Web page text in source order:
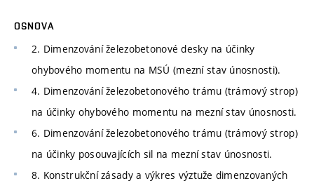
OSNOVA
2. Dimenzování železobetonové desky na účinky
ohybového momentu na MSÚ (mezní stav únosnosti).
4. Dimenzování železobetonového trámu (trámový strop)
na účinky ohybového momentu na mezní stav únosnosti.
6. Dimenzování železobetonového trámu (trámový strop)
na účinky posouvajících sil na mezní stav únosnosti.
8. Konstrukční zásady a výkres výztuže dimenzovaných